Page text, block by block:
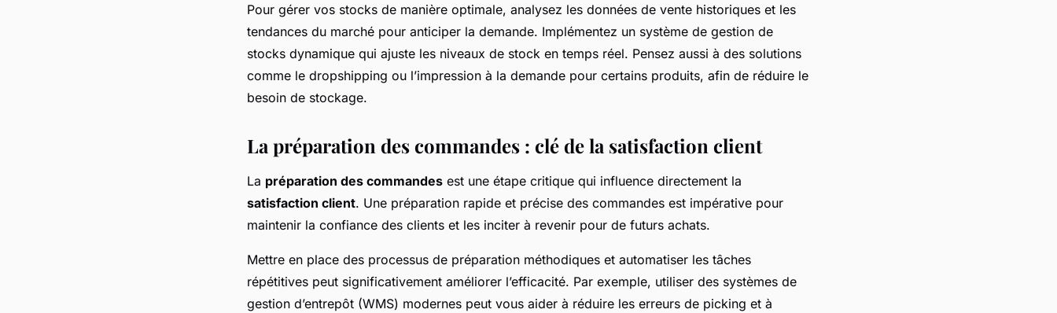
Pour gérer vos stocks de manière optimale, analysez les données de vente historiques et les
tendances du marché pour anticiper la demande. Implémentez un système de gestion de
stocks dynamique qui ajuste les niveaux de stock en temps réel. Pensez aussi à des solutions
comme le dropshipping ou l’impression à la demande pour certains produits, afin de réduire le
besoin de stockage.
La préparation des commandes : clé de la satisfaction client
La préparation des commandes est une étape critique qui influence directement la
satisfaction client. Une préparation rapide et précise des commandes est impérative pour
maintenir la confiance des clients et les inciter à revenir pour de futurs achats.
Mettre en place des processus de préparation méthodiques et automatiser les tâches
répétitives peut significativement améliorer l’efficacité. Par exemple, utiliser des systèmes de
gestion d’entrepôt (WMS) modernes peut vous aider à réduire les erreurs de picking et à